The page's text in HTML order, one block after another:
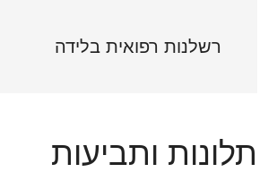
רשלנות רפואית בלידה
תלונות ותביעות